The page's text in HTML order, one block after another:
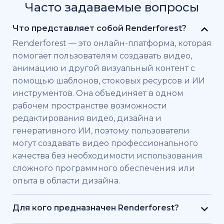
Часто задаваемые вопросы
Что представляет собой Renderforest?
Renderforest — это онлайн-платформа, которая
помогает пользователям создавать видео,
анимацию и другой визуальный контент с
помощью шаблонов, стоковых ресурсов и ИИ
инструментов. Она объединяет в одном
рабочем пространстве возможности
редактирования видео, дизайна и
генеративного ИИ, поэтому пользователи
могут создавать видео профессионального
качества без необходимости использования
сложного программного обеспечения или
опыта в области дизайна.
Для кого предназначен Renderforest?